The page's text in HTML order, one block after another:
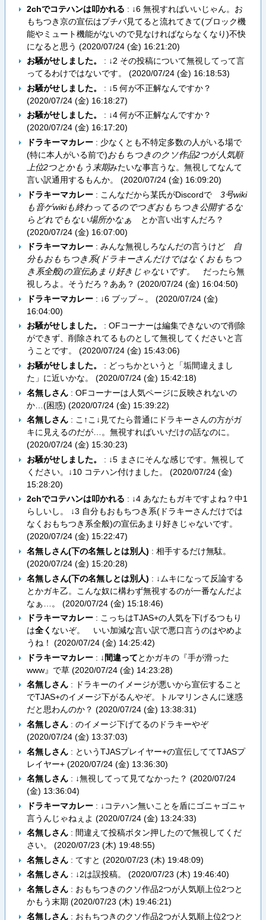
2chでコテハンは叩かれる : ↓6 無視すればいいじゃん。お
もちつき京の宣伝はプチバ見てると流れてきて(ブロック機
能やミュート機能がないので見なければならなくなり)不快
になると思う (2020/07/24 (金) 16:21:20)
お騒がせしました。
: ↓2 その投稿について無視してって言
ってるわけではないです。 (2020/07/24 (金) 16:18:53)
お騒がせしました。
: ↓5 何が不正解なんですか？
(2020/07/24 (金) 16:18:27)
お騒がせしました。
: ↓4 何が不正解なんですか？
(2020/07/24 (金) 16:17:20)
ドラキーマカレー: 少なくとも不特定多数の人がいる場で
(特に本人がいる前で)おもちつきのクソ作品2つが人気順
上位2つとかもう末期みたいな事言うな。無視してなんて
言い訳通用するもんか。 (2020/07/24 (金) 16:09:20)
ドラキーマカレー: こんなだから某氏がDiscordで 3号wiki
も音ゲwikiも終わってるのでつぎおもちつき公開するな
らどれでもない場所かなぁ
とか言い出すんだろ？
(2020/07/24 (金) 16:07:00)
ドラキーマカレー: みんな無視しろなんだの言うけど
自
分もおもちつき系(ドラキーさんだけではなくおもちつ
き系全般)の宣伝あまり好きじゃないです。
だったら無
視しろよ。そうだろ？ああ？ (2020/07/24 (金) 16:04:50)
ドラキーマカレー: ↓6 ブップ～。 (2020/07/24 (金)
16:04:00)
お騒がせしました。
: OFコーナーは編集できないので削除
ができず、削除されてるものとして無視してくださいと言
うことです。 (2020/07/24 (金) 15:43:06)
お騒がせしました。
: どっちかというと「垢間違えまし
た」に近いかな。 (2020/07/24 (金) 15:42:18)
名無しさん: OFコーナーは人気ページに反映されないの
か…(困惑) (2020/07/24 (金) 15:39:22)
名無しさん: こ↑こ↓見てたら普通にドラキーさんの方がガ
キに見えるのだが…。無視すればいいだけの話なのに。
(2020/07/24 (金) 15:30:23)
お騒がせしました。
: ↓5 まさにそんな感じです。無視して
ください。↓10 コテハン付けました。 (2020/07/24 (金)
15:28:20)
2chでコテハンは叩かれる : ↓4 あなたもガキですよね？中1
らしいし。 ↓3 自分もおもちつき系(ドラキーさんだけでは
なくおもちつき系全般)の宣伝あまり好きじゃないです。
(2020/07/24 (金) 15:22:47)
名無しさん(下の名無しとは別人) : 相手するだけ無駄。
(2020/07/24 (金) 15:20:28)
名無しさん(下の名無しとは別人) : ↓ムキになって反論する
とかガキ乙。こんな奴に構わず無視するのが一番なんだよ
なぁ…。 (2020/07/24 (金) 15:18:46)
ドラキーマカレー: こっちはTJAS+の人気を下げるつもり
は全く ないぞ。 いい加減な言い訳で悪口言うのはやめよ
うね！ (2020/07/24 (金) 14:25:42)
ドラキーマカレー: ↓ 間違ってとかガキの『手が滑った
www』で草 (2020/07/24 (金) 14:23:28)
名無しさん: ドラキーのイメージが悪いから宣伝すること
でTJAS+のイメージ下がるんやぞ。トルマリンさんに迷惑
だと思わんのか？ (2020/07/24 (金) 13:38:31)
名無しさん: のイメージ下げてるのドラキーやぞ
(2020/07/24 (金) 13:37:03)
名無しさん: というTJASプレイヤー+の宣伝しててTJASプ
レイヤー+ (2020/07/24 (金) 13:36:30)
名無しさん: ↓無視してって見てなかった？ (2020/07/24
(金) 13:36:04)
ドラキーマカレー: ↓コテハン無いことを盾にゴニャゴニャ
言うんじゃねぇよ (2020/07/24 (金) 13:24:33)
名無しさん: 間違えて投稿ボタン押したので無視してくだ
さい。 (2020/07/23 (木) 19:48:55)
名無しさん: てすと (2020/07/23 (木) 19:48:09)
名無しさん: ↓2は誤投稿。 (2020/07/23 (木) 19:46:40)
名無しさん: おもちつきのクソ作品2つが人気順上位2つと
かもう末期 (2020/07/23 (木) 19:46:21)
名無しさん: おもちつきのクソ作品2つが人気順上位2つと